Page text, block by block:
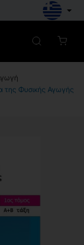
της Φυσικής Αγωγής